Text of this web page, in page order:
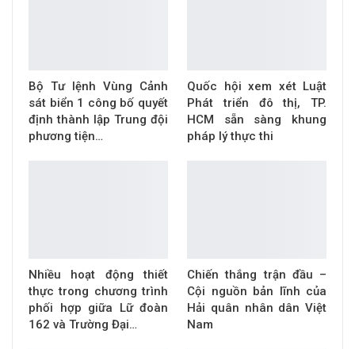
Bộ Tư lệnh Vùng Cảnh
sát biển 1 công bố quyết
định thành lập Trung đội
phương tiện…
Quốc hội xem xét Luật
Phát triển đô thị, TP.
HCM sẵn sàng khung
pháp lý thực thi
Nhiều hoạt động thiết
thực trong chương trình
phối hợp giữa Lữ đoàn
162 và Trường Đại…
Chiến thắng trận đầu –
Cội nguồn bản lĩnh của
Hải quân nhân dân Việt
Nam